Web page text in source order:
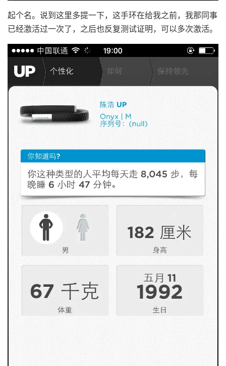
起个名。说到这里多提一下，这手环在给我之前，我那同事
已经激活过一次了，之后也反复测试证明，可以多次激活。